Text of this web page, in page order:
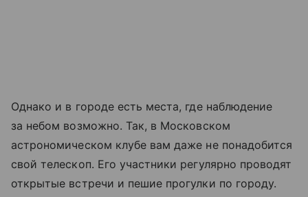
Однако и в городе есть места, где наблюдение
за небом возможно. Так, в Московском
астрономическом клубе вам даже не понадобится
свой телескоп. Его участники регулярно проводят
открытые встречи и пешие прогулки по городу.